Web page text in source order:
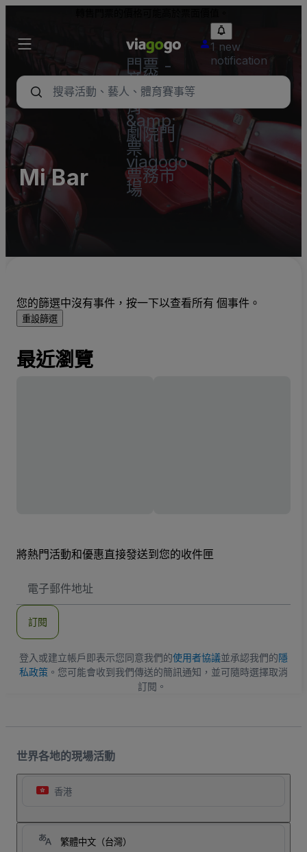
門票 -
音樂
會、體
育
&amp;
劇院門
票 |
viagogo
票務市
場
1 new
notification
Mi Bar
您的篩選中沒有事件，按一下以查看所有 個事件。
重設篩選
最近瀏覽
將熱門活動和優惠直接發送到您的收件匣
子
地
訂閱
登入或建立帳戶即表示您同意我們的使用者協議並承認我們的隱
私政策 。您可能會收到我們傳送的簡訊通知，並可隨時選擇取消
訂閱。
世界各地的現場活動
香港
繁體中文（台灣）